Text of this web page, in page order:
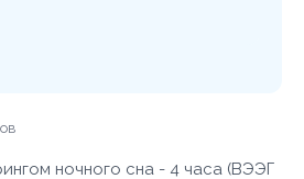
ночного сна - 4 часа (ВЭЭГ